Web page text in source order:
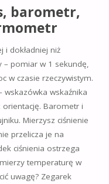
barometr,
i dokładniej niż
– pomiar w 1 sekundę,
w czasie rzeczywistym.
wskazówka wskaźnika
Barometr i
Mierzysz ciśnienie
przelicza je na
ciśnienia ostrzega
temperaturę w
uwagę? Zegarek